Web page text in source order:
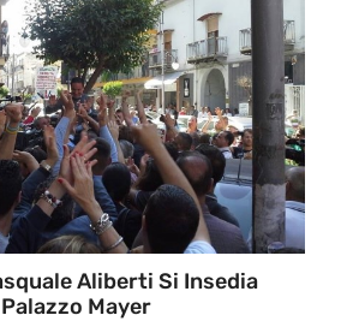
Aliberti Si Insedia
Mayer